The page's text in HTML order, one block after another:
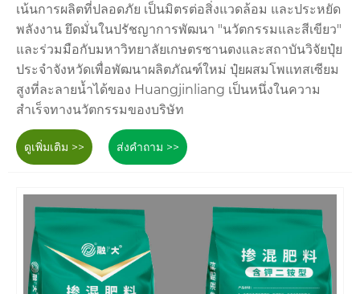
เน้นการผลิตที่ปลอดภัย เป็นมิตรต่อสิ่งแวดล้อม และประหยัด
พลังงาน ยึดมั่นในปรัชญาการพัฒนา "นวัตกรรมและสีเขียว"
และร่วมมือกับมหาวิทยาลัยเกษตรซานตงและสถาบันวิจัยปุ๋ย
ประจำจังหวัดเพื่อพัฒนาผลิตภัณฑ์ใหม่ ปุ๋ยผสมโพแทสเซียม
สูงที่ละลายน้ำได้ของ Huangjinliang เป็นหนึ่งในความ
สำเร็จทางนวัตกรรมของบริษัท
ดูเพิ่มเติม >> ส่งคำถาม >>